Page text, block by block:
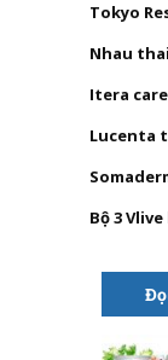
Tokyo
Nhau
Itera
Lucenta
Bộ 3